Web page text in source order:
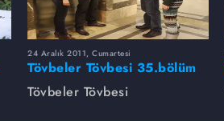
24 Aralık 2011, Cumartesi
Tövbeler Tövbesi 35.bölüm
fotoğrafları
Tövbeler Tövbesi